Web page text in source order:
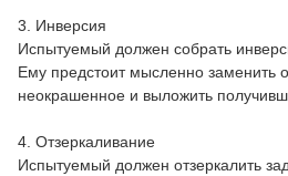
3. Инверсия
Испытуемый должен собрать
Ему предстоит мысленно заменить
неокрашенное и выложить
4. Отзеркаливание
Испытуемый должен отзеркалить